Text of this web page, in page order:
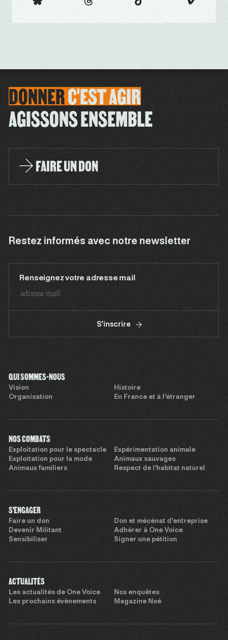
DONNERC'ESTAGIR
AGISSONS ENSEMBLE
FAIRE UN DON
Restez informés avec notre newsletter
Renseignez votre adresse mail
S'inscrire
QUI SOMMES-NOUS
Vision
Histoire
Organisation
En France et à l’étranger
NOS COMBATS
Exploitation pour le spectacle
Expérimentation animale
Exploitation pour la mode
Animaux sauvages
Animaux familiers
Respect de l’habitat naturel
S'ENGAGER
Faire un don
Don et mécénat d’entreprise
Devenir Militant
Adhérer à One Voice
Sensibiliser
Signer une pétition
ACTUALITÉS
Les actualités de One Voice
Nos enquêtes
Les prochains évènements
Magazine Noé